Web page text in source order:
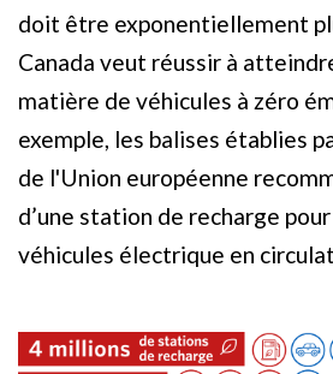
doit être exponentiellement
Canada veut réussir à
matière de véhicules à zéro
exemple, les balises établies
de l'Union européenne
d’une station de recharge
véhicules électrique en